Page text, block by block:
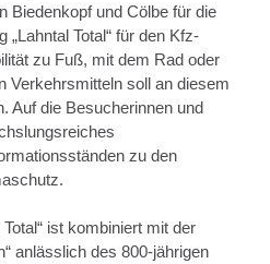
Biedenkopf und Cölbe für die
Total“ für den Kfz-
zu Fuß, mit dem Rad oder
Verkehrsmitteln soll an diesem
Auf die Besucherinnen und
zu den
ist kombiniert mit der
anlässlich des 800-jährigen